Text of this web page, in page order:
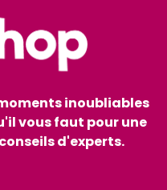
inoubliables
vous faut pour une
d'experts.